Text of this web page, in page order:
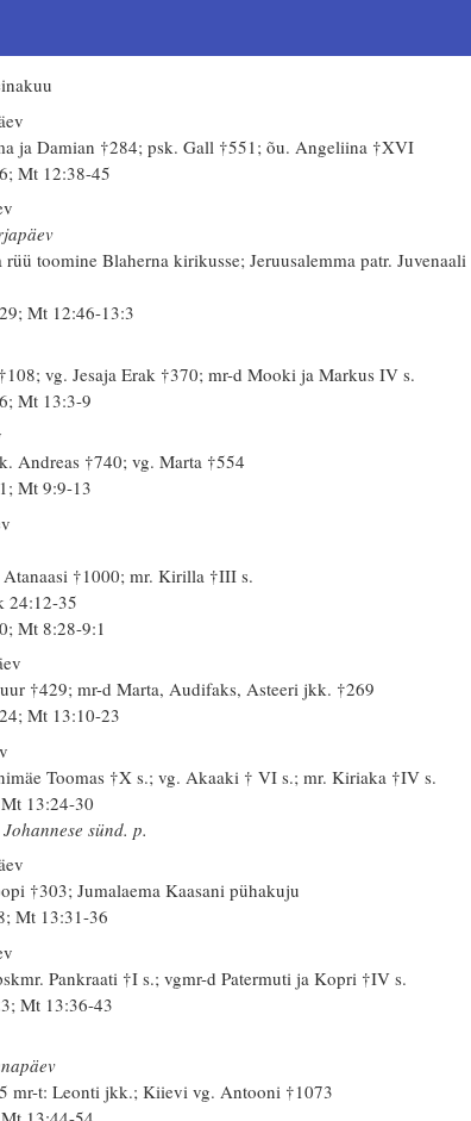
ja Damian †284; psk. Gall †551; õu. Angeliina †XVI
Mt 12:38-45
rüü toomine Blaherna kirikusse; Jeruusalemma patr. Juvenaali
Mt 12:46-13:3
vg. Jesaja Erak †370; mr-d Mooki ja Markus IV s.
Mt 13:3-9
Andreas †740; vg. Marta †554
Mt 9:9-13
Atanaasi †1000; mr. Kirilla †III s.
24:12-35
Mt 8:28-9:1
†429; mr-d Marta, Audifaks, Asteeri jkk. †269
Mt 13:10-23
Toomas †X s.; vg. Akaaki † VI s.; mr. Kiriaka †IV s.
13:24-30
sünd. p.
†303; Jumalaema Kaasani pühakuju
Mt 13:31-36
Pankraati †I s.; vgmr-d Patermuti ja Kopri †IV s.
Mt 13:36-43
mr-t: Leonti jkk.; Kiievi vg. Antooni †1073